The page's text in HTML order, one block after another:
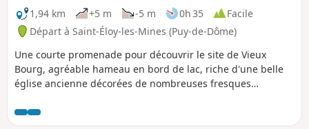
1,94 km
+5 m -5 m 0h 35
Facile
Départ à Saint-Éloy-les-Mines (Puy-de-Dôme)
Une courte promenade pour découvrir le site de Vieux
Bourg, agréable hameau en bord de lac, riche d'une belle
église ancienne décorées de nombreuses fresques